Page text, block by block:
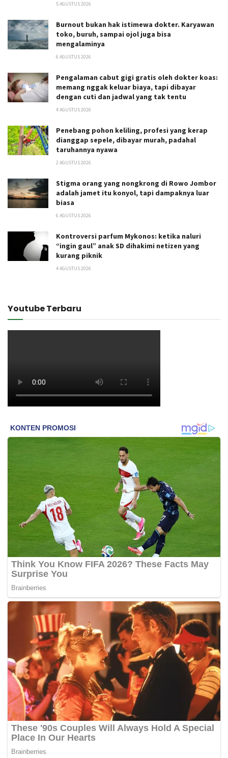
5 AGUSTUS 2026
Burnout bukan hak istimewa dokter. Karyawan
toko, buruh, sampai ojol juga bisa
mengalaminya
6 AGUSTUS 2026
Pengalaman cabut gigi gratis oleh dokter koas:
memang nggak keluar biaya, tapi dibayar
dengan cuti dan jadwal yang tak tentu
4 AGUSTUS 2026
Penebang pohon keliling, profesi yang kerap
dianggap sepele, dibayar murah, padahal
taruhannya nyawa
2 AGUSTUS 2026
Stigma orang yang nongkrong di Rowo Jombor
adalah jamet itu konyol, tapi dampaknya luar
biasa
6 AGUSTUS 2026
Kontroversi parfum Mykonos: ketika naluri
“ingin gaul” anak SD dihakimi netizen yang
kurang piknik
4 AGUSTUS 2026
Youtube Terbaru